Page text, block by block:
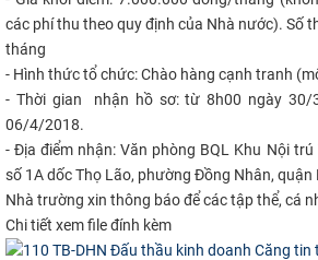
ĐẢM BẢO CHẤT LƯỢNG
KHOA HỌC CÔNG NGHỆ
HTQT
CỰU NGƯỜI HỌC
các phí thu theo quy định của Nhà nước). Số
tháng
- Hình thức tổ chức: Chào hàng cạnh tranh
- Thời gian nhận hồ sơ: từ 8h00 ngày 30/
06/4/2018.
- Địa điểm nhận: Văn phòng BQL Khu Nội
số 1A dốc Thọ Lão, phường Đồng Nhân, quận
Nhà trường xin thông báo để các tập thể, cá
Chi tiết xem file đính kèm